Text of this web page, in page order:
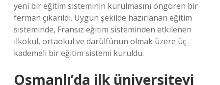
yeni bir eğitim sisteminin kurulmasını öngören bir
ferman çıkarıldı. Uygun şekilde hazırlanan eğitim
sisteminde, Fransız eğitim sisteminden etkilenen
ilkokul, ortaokul ve darülfünun olmak üzere üç
kademeli bir eğitim sistemi kuruldu.
Osmanlı’da ilk üniversiteyi